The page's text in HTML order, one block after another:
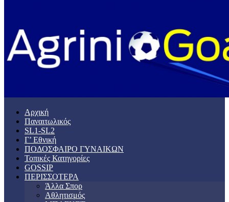
Αρχική
Παναιτωλικός
SL1-SL2
Γ’ Εθνική
ΠΟΔΟΣΦΑΙΡΟ ΓΥΝΑΙΚΩΝ
Τοπικές Κατηγορίες
GOSSIP
ΠΕΡΙΣΣΟΤΕΡΑ
Άλλα Σπορ
Αθλητισμός